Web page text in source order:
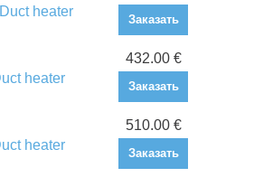
heater
Заказать
heater
432.00 €
Заказать
heater
510.00 €
Заказать